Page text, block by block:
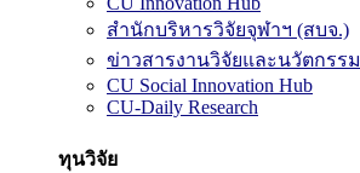
สำนักบริหารวิจัยจุฬาฯ (สบจ.)
ข่าวสารงานวิจัยและนวัตกรรม
CU Social Innovation Hub
CU-Daily Research
ทุนวิจัย